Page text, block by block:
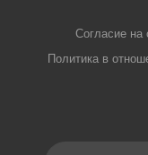
Согласие на
Политика в